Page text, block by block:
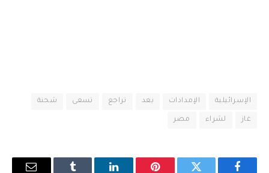
الإسرائيلية الإمدادات بعد تراجع تسعى شحنة
غاز لشراء مصر